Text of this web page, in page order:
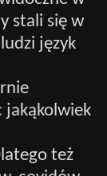
stali się w
język
jakąkolwiek
też